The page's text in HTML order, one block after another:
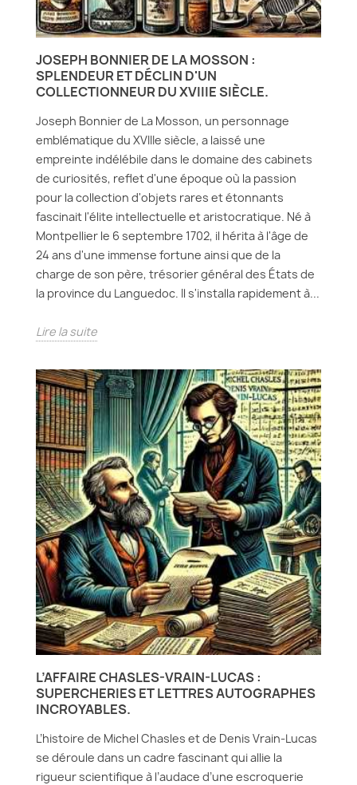
JOSEPH BONNIER DE LA MOSSON :
SPLENDEUR ET DÉCLIN D'UN
COLLECTIONNEUR DU XVIIIE SIÈCLE.
Joseph Bonnier de La Mosson, un personnage
emblématique du XVIIIe siècle, a laissé une
empreinte indélébile dans le domaine des cabinets
de curiosités, reflet d'une époque où la passion
pour la collection d'objets rares et étonnants
fascinait l'élite intellectuelle et aristocratique. Né à
Montpellier le 6 septembre 1702, il hérita à l'âge de
24 ans d'une immense fortune ainsi que de la
charge de son père, trésorier général des États de
la province du Languedoc. Il s'installa rapidement à...
Lire la suite
L’AFFAIRE CHASLES-VRAIN-LUCAS :
SUPERCHERIES ET LETTRES AUTOGRAPHES
INCROYABLES.
L’histoire de Michel Chasles et de Denis Vrain-Lucas
se déroule dans un cadre fascinant qui allie la
rigueur scientifique à l’audace d’une escroquerie